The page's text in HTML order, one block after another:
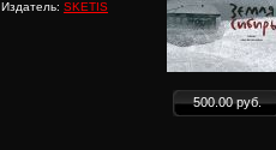
Издатель: SKETIS
500.00 руб.